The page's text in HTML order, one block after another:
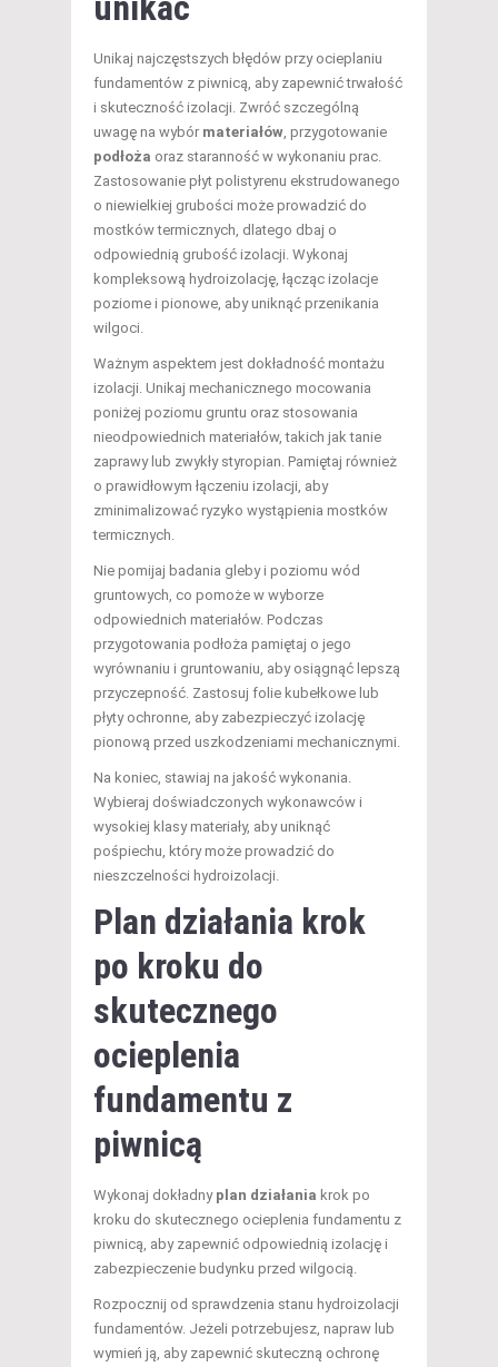
Unikaj najczęstszych błędów przy ocieplaniu
fundamentów z piwnicą, aby zapewnić trwałość
i skuteczność izolacji. Zwróć szczególną
uwagę na wybór materiałów , przygotowanie
podłoża oraz staranność w wykonaniu prac.
Zastosowanie płyt polistyrenu ekstrudowanego
o niewielkiej grubości może prowadzić do
mostków termicznych, dlatego dbaj o
odpowiednią grubość izolacji. Wykonaj
kompleksową hydroizolację, łącząc izolacje
poziome i pionowe, aby uniknąć przenikania
wilgoci.
Ważnym aspektem jest dokładność montażu
izolacji. Unikaj mechanicznego mocowania
poniżej poziomu gruntu oraz stosowania
nieodpowiednich materiałów, takich jak tanie
zaprawy lub zwykły styropian. Pamiętaj również
o prawidłowym łączeniu izolacji, aby
zminimalizować ryzyko wystąpienia mostków
termicznych.
Nie pomijaj badania gleby i poziomu wód
gruntowych, co pomoże w wyborze
odpowiednich materiałów. Podczas
przygotowania podłoża pamiętaj o jego
wyrównaniu i gruntowaniu, aby osiągnąć lepszą
przyczepność. Zastosuj folie kubełkowe lub
płyty ochronne, aby zabezpieczyć izolację
pionową przed uszkodzeniami mechanicznymi.
Na koniec, stawiaj na jakość wykonania.
Wybieraj doświadczonych wykonawców i
wysokiej klasy materiały, aby uniknąć
pośpiechu, który może prowadzić do
nieszczelności hydroizolacji.
Plan działania krok
po kroku do
skutecznego
ocieplenia
fundamentu z
piwnicą
Wykonaj dokładny plan działania krok po
kroku do skutecznego ocieplenia fundamentu z
piwnicą, aby zapewnić odpowiednią izolację i
zabezpieczenie budynku przed wilgocią.
Rozpocznij od sprawdzenia stanu hydroizolacji
fundamentów. Jeżeli potrzebujesz, napraw lub
wymień ją, aby zapewnić skuteczną ochronę